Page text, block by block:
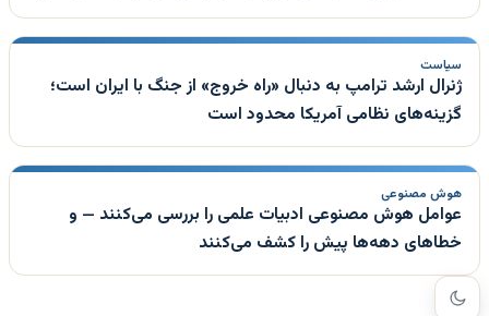
سیاست
ژنرال ارشد ترامپ به دنبال «راه خروج» از جنگ با ایران است؛
گزینه‌های نظامی آمریکا محدود است
هوش مصنوعی
عوامل هوش مصنوعی ادبیات علمی را بررسی می‌کنند — و
خطاهای دهه‌ها پیش را کشف می‌کنند